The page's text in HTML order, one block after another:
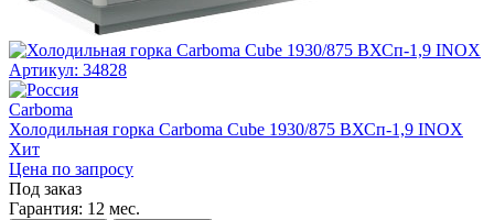
Артикул: 34828
Carboma
Холодильная горка Carboma Cube 1930/875 ВХСп-1,9 INOX
Хит
Цена по запросу
Под заказ
Гарантия: 12 мес.